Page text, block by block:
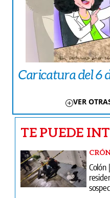
Caricatura del 6
VER
TE PUEDE
Colón